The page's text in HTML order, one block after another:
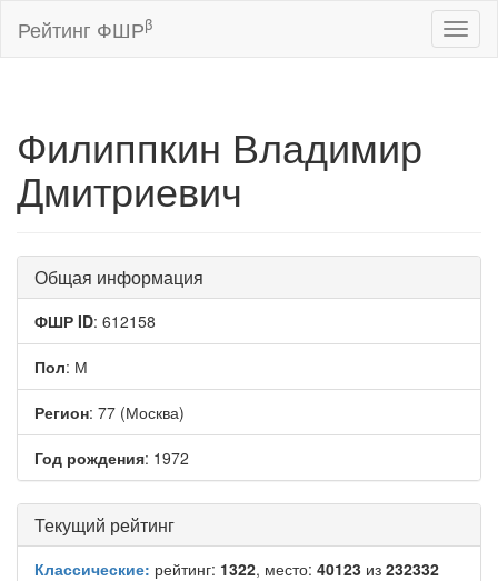
Рейтинг ФШРβ
Филиппкин Владимир
Дмитриевич
Общая информация
ФШР ID: 612158
Пол: М
Регион: 77 (Москва)
Год рождения: 1972
Текущий рейтинг
Классические: рейтинг: 1322, место: 40123 из 232332